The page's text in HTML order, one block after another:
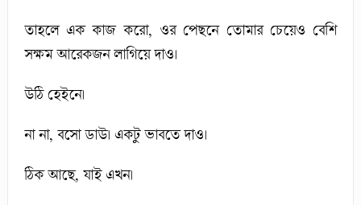
তাহলে এক কাজ করো, ওর পেছনে তোমার চেয়েও বেশি
সক্ষম আরেকজন লাগিয়ে দাও।
উঠি হেইনে।
না না, বসো ডাউ। একটু ভাবতে দাও।
ঠিক আছে, যাই এখন।